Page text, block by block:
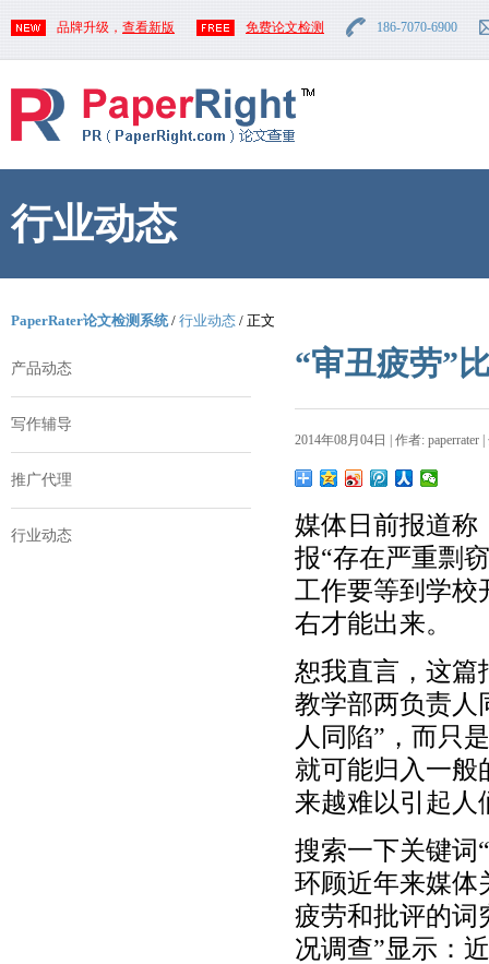
品牌升级， 查看新版 免费论文检测 186-7070-6900
行业动态
PaperRater论文检测系统/ 行业动态 / 正文
产品动态
写作辅导
推广代理
行业动态
“审丑疲劳”
2014年08月04日 | 作者: paperrater
媒体日前报道称
报“存在严重剽
工作要等到学校
右才能出来。
恕我直言，这篇
教学部两负责人
人同陷”，而只
就可能归入一般
来越难以引起人
搜索一下关键词
环顾近年来媒体
疲劳和批评的词
况调查”显示：